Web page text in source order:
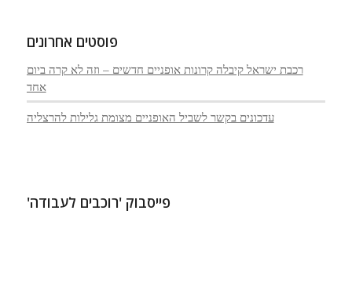
פוסטים אחרונים
רכבת ישראל קיבלה קרונות אופניים חדשים – וזה לא קרה ביום
אחד
עדכונים בקשר לשביל האופניים מצומת גלילות להרצליה
פייסבוק 'רוכבים לעבודה'